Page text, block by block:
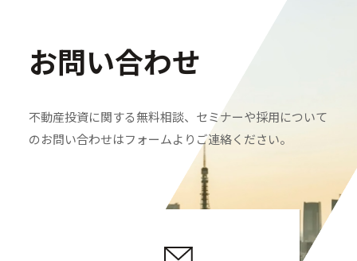
お問い合わせ
不動産投資に関する無料相談、セミナーや採用について
のお問い合わせはフォームよりご連絡ください。